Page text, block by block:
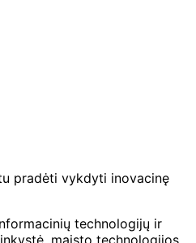
pradėti vykdyti inovacinę
technologijų ir
maisto technologijos,